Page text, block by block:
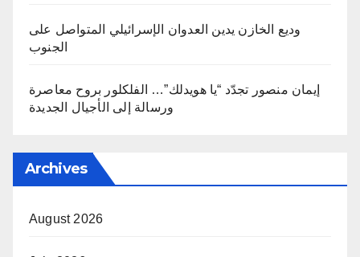
وديع الخازن يدين العدوان الإسرائيلي المتواصل على
الجنوب
إيمان منصور تجدّد “يا هويدلك”… الفلكلور بروح معاصرة
ورسالة إلى الأجيال الجديدة
Archives
August 2026